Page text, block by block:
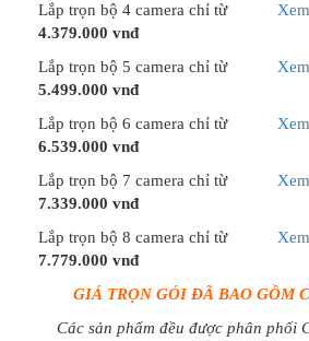
Lắp trọn bộ 4 camera chỉ từ
4.379.000 vnđ
Lắp trọn bộ 5 camera chỉ từ
5.499.000 vnđ
Lắp trọn bộ 6 camera chỉ từ
6.539.000 vnđ
Lắp trọn bộ 7 camera chỉ từ
7.339.000 vnđ
Lắp trọn bộ 8 camera chỉ từ
7.779.000 vnđ
GIÁ TRỌN GÓI ĐÃ BAO GỒM
Các sản phẩm đều được phân phối